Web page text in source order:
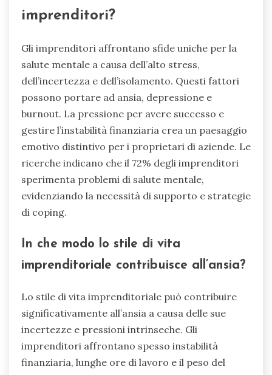
imprenditori?
Gli imprenditori affrontano sfide uniche per la
salute mentale a causa dell’alto stress,
dell’incertezza e dell’isolamento. Questi fattori
possono portare ad ansia, depressione e
burnout. La pressione per avere successo e
gestire l’instabilità finanziaria crea un paesaggio
emotivo distintivo per i proprietari di aziende. Le
ricerche indicano che il 72% degli imprenditori
sperimenta problemi di salute mentale,
evidenziando la necessità di supporto e strategie
di coping.
In che modo lo stile di vita
imprenditoriale contribuisce all’ansia?
Lo stile di vita imprenditoriale può contribuire
significativamente all’ansia a causa delle sue
incertezze e pressioni intrinseche. Gli
imprenditori affrontano spesso instabilità
finanziaria, lunghe ore di lavoro e il peso del